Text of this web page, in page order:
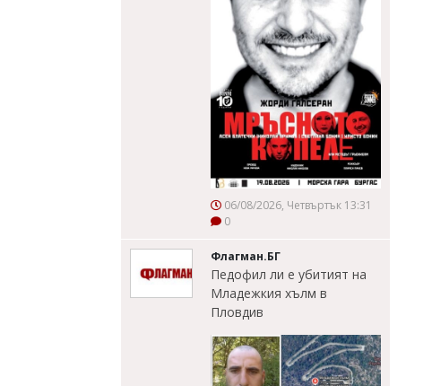
06/08/2026, Четвъртък 13:31
0
Флагман.БГ
Педофил ли е убитият на
Младежкия хълм в
Пловдив